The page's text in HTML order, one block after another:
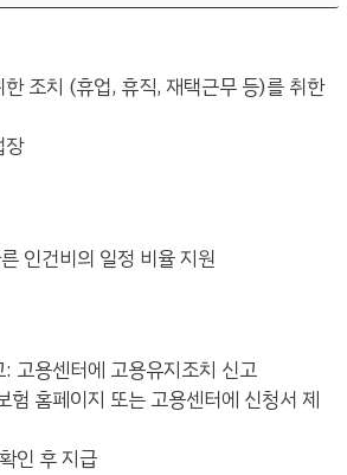
조치 (휴업, 휴직, 재택근무 등)를 취한
장
인건비의 일정 비율 지원
고용센터에 고용유지조치 신고
험 홈페이지 또는 고용센터에 신청서 제
인 후 지급